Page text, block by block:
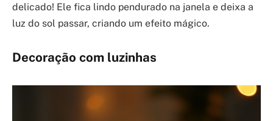
delicado! Ele fica lindo pendurado na janela e deixa a
luz do sol passar, criando um efeito mágico.
Decoração com luzinhas